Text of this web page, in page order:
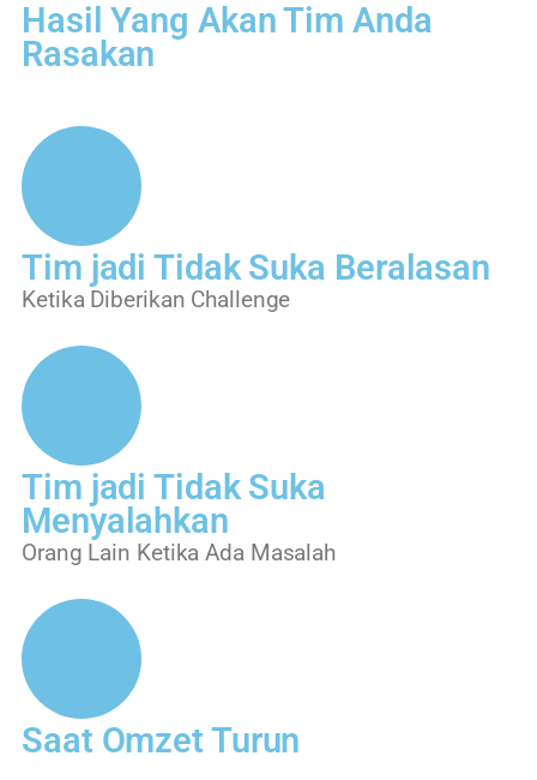
Hasil Yang Akan Tim Anda
Rasakan
Tim jadi Tidak Suka Beralasan
Ketika Diberikan Challenge
Tim jadi Tidak Suka
Menyalahkan
Orang Lain Ketika Ada Masalah
Saat Omzet Turun